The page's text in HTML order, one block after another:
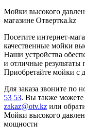
Мойки высокого
магазине Отвертка.kz
Посетите интернет-
качественные мойки
Наши устройства
и отличные результаты
Приобретайте мойки с
Для заказа звоните по
53 53. Вы также можете
zakaz@otv.kz или
Мойки высокого
мощности